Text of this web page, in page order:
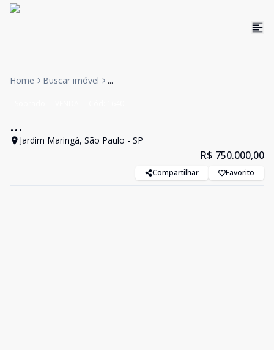
Home Buscar imóvel ...
...
Jardim Maringá, São Paulo - SP
R$ 750.000,00
Compartilhar Favorito